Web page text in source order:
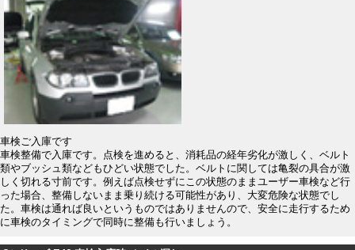
車検ご入庫です
車検整備で入庫です。点検を進めると、消耗品の経年劣化が激しく、ベルト
類やブッシュ類などもひどい状態でした。ベルトに関しては亀裂の具合が激
しく切れる寸前です。例えば点検せずにこの状態のままユーザー車検など行
った場合、整備しないまま乗り続ける可能性があり、大変危険な状態でし
た。車検は通れば良いというものではありませんので、安全に走行するため
に車検のタイミングで同時に整備も行いましょう。